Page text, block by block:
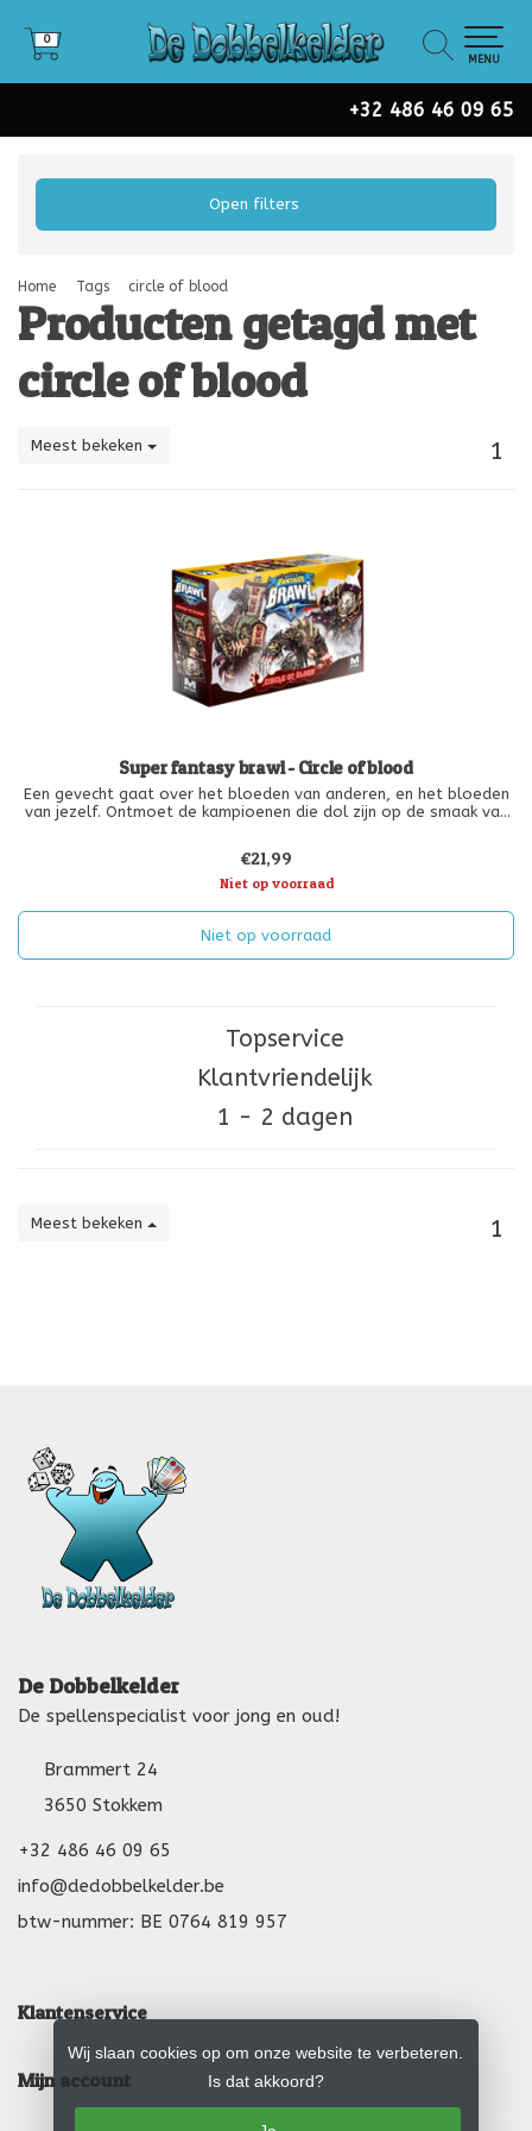
+32 486 46 09 65
0
0
MENU
Open filters
Home Tags circle of blood
Producten getagd met
circle of blood
Meest bekeken 1
Super fantasy brawl - Circle of blood
Een gevecht gaat over het bloeden van anderen, en het bloeden
van jezelf. Ontmoet de kampioenen die dol zijn op de smaak van
€21,99
Niet op voorraad
Niet op voorraad
Topservice
Klantvriendelijk
1 - 2 dagen
Meest bekeken 1
De Dobbelkelder
De spellenspecialist voor jong en oud!
Brammert 24
3650 Stokkem
+32 486 46 09 65
info@dedobbelkelder.be
btw-nummer: BE 0764 819 957
Klantenservice
Mijn account
Wij slaan cookies op om onze website te verbeteren.
Is dat akkoord?